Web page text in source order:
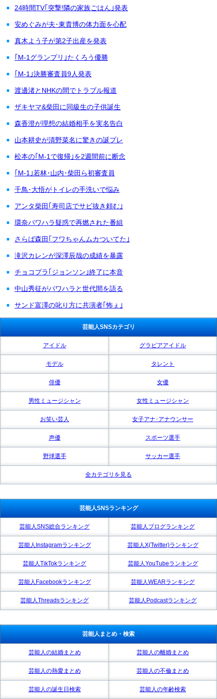
24時間TV｢突撃!隣の家族ごはん｣発表
安めぐみが夫･東貴博の体力面を心配
真木よう子が第2子出産を発表
｢M-1グランプリ｣たくろう優勝
｢M-1｣決勝審査員9人発表
渡邊渚とNHKの間でトラブル報道
ザキヤマ&柴田に同級生の子供誕生
森香澄が理想の結婚相手を実名告白
山本耕史が清野菜名に驚きの誕プレ
松本の｢M-1で復帰｣を2週間前に断念
｢M-1｣若林･山内･柴田ら初審査員
千鳥･大悟がトイレの手洗いで悩み
アンタ柴田｢寿司店でサビ抜き頼む｣
環奈パワハラ疑惑で再燃された番組
さらば森田｢フワちゃんムカついてた｣
滝沢カレンが深澤辰哉の成績を暴露
チョコプラ｢ジョンソン｣終了に本音
中山秀征がパワハラと世代間を語る
サンド富澤の叱り方に共演者｢怖ぇ｣
芸能人SNSカテゴリ
アイドル グラビアアイドル
モデル タレント
俳優 女優
男性ミュージシャン 女性ミュージシャン
お笑い芸人 女子アナ･アナウンサー
声優 スポーツ選手
野球選手 サッカー選手
全カテゴリを見る
芸能人SNSランキング
芸能人SNS総合ランキング 芸能人ブログランキング
芸能人Instagramランキング 芸能人X(Twitter)ランキング
芸能人TikTokランキング 芸能人YouTubeランキング
芸能人Facebookランキング 芸能人WEARランキング
芸能人Threadsランキング 芸能人Podcastランキング
芸能人まとめ・検索
芸能人の結婚まとめ 芸能人の離婚まとめ
芸能人の熱愛まとめ 芸能人の不倫まとめ
芸能人の誕生日検索 芸能人の年齢検索